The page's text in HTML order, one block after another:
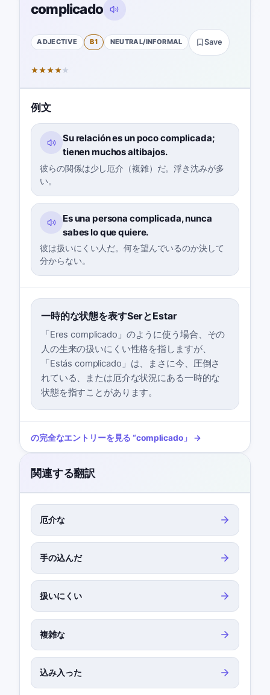
complicado
ADJECTIVE B1 NEUTRAL/INFORMAL Save
★★★★★
例文
Su relación es un poco complicada;
tienen muchos altibajos.
彼らの関係は少し厄介（複雑）だ。浮き沈みが多
い。
Es una persona complicada, nunca
sabes lo que quiere.
彼は扱いにくい人だ。何を望んでいるのか決して
分からない。
一時的な状態を表すSerとEstar
「Eres complicado」のように使う場合、その
人の生来の扱いにくい性格を指しますが、
「Estás complicado」は、まさに今、圧倒さ
れている、または厄介な状況にある一時的な
状態を指すことがあります。
の完全なエントリーを見る “complicado」 →
関連する翻訳
厄介な
手の込んだ
扱いにくい
複雑な
込み入った